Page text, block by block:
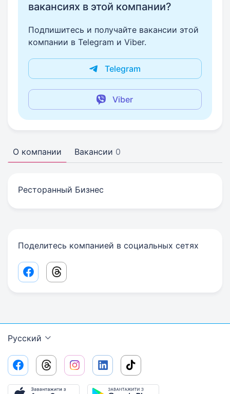
вакансиях в этой компании?
Подпишитесь и получайте вакансии этой
компании в Telegram и Viber.
Telegram
Viber
О компании Вакансии 0
Ресторанный Бизнес
Поделитесь компанией в социальных сетях
Facebook share link
Threads share link
Русский